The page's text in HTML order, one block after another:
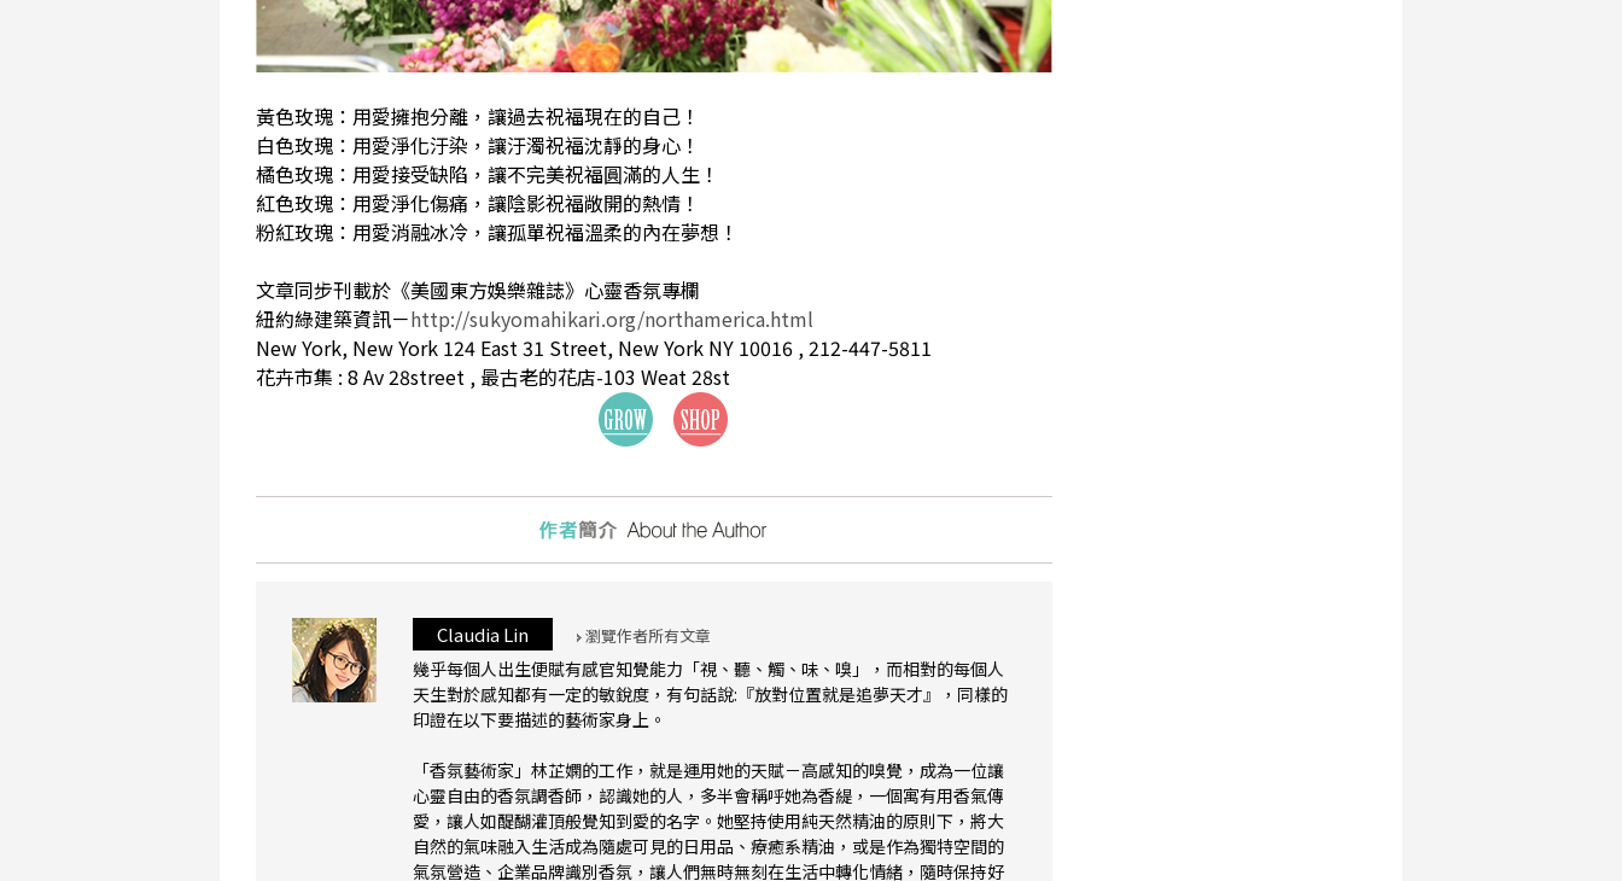
黃色玫瑰：用愛擁抱分離，讓過去祝福現在的自己！
白色玫瑰：用愛淨化汙染，讓汙濁祝福沈靜的身心！
橘色玫瑰：用愛接受缺陷，讓不完美祝福圓滿的人生！
紅色玫瑰：用愛淨化傷痛，讓陰影祝福敞開的熱情！
粉紅玫瑰：用愛消融冰冷，讓孤單祝福溫柔的內在夢想！
文章同步刊載於《美國東方娛樂雜誌》心靈香氛專欄
紐約綠建築資訊－http://sukyomahikari.org/northamerica.html
New York, New York 124 East 31 Street, New York NY 10016 , 212-447-5811
花卉市集 : 8 Av 28street , 最古老的花店-103 Weat 28st
Claudia Lin 瀏覽作者所有文章
幾乎每個人出生便賦有感官知覺能力「視、聽、觸、味、嗅」，而相對的每個人
天生對於感知都有一定的敏銳度，有句話說:『放對位置就是追夢天才』，同樣的
印證在以下要描述的藝術家身上。
「香氛藝術家」林芷嫻的工作，就是運用她的天賦－高感知的嗅覺，成為一位讓
心靈自由的香氛調香師，認識她的人，多半會稱呼她為香緹，一個寓有用香氣傳
愛，讓人如醍醐灌頂般覺知到愛的名字。她堅持使用純天然精油的原則下，將大
自然的氣味融入生活成為隨處可見的日用品、療癒系精油，或是作為獨特空間的
氣氛營造、企業品牌識別香氛，讓人們無時無刻在生活中轉化情緒，隨時保持好